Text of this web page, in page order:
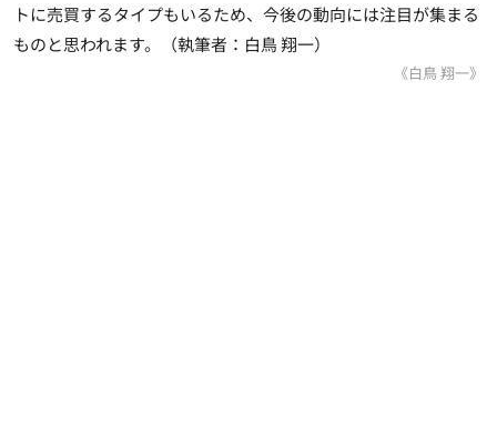
トに売買するタイプもいるため、今後の動向には注目が集まる
ものと思われます。（執筆者：白鳥 翔一）
《白鳥 翔一》